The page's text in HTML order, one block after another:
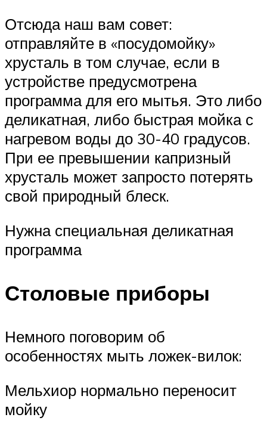
Отсюда наш вам совет:
отправляйте в «посудомойку»
хрусталь в том случае, если в
устройстве предусмотрена
программа для его мытья. Это либо
деликатная, либо быстрая мойка с
нагревом воды до 30-40 градусов.
При ее превышении капризный
хрусталь может запросто потерять
свой природный блеск.
Нужна специальная деликатная
программа
Столовые приборы
Немного поговорим об
особенностях мыть ложек-вилок:
Мельхиор нормально переносит
мойку